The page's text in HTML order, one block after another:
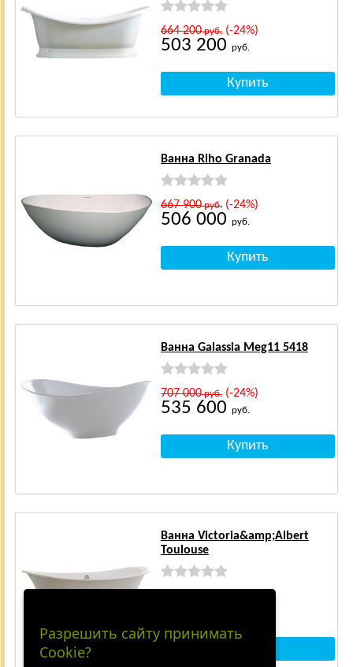
664 200руб.(-24%)
503 200 руб.
Ванна Riho Granada
667 900руб.(-24%)
506 000 руб.
Ванна Galassia Meg11 5418
707 000руб.(-24%)
535 600 руб.
Ванна Victoria&amp;Albert
Toulouse
Разрешить сайту принимать
Cookie?